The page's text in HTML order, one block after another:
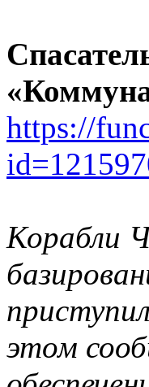
https://
Корабли
этом